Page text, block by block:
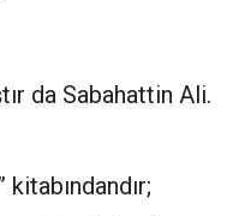
da Sabahattin Ali.
kitabındandır;